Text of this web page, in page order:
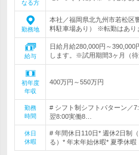
なる方
勤務地
本社／福岡県北九州市若松
料駐車場あり） ※転勤はあり
給与
日給月給280,000円～
します。※試用期間3ヶ月（待
初年度
年収
400万円～550万円
勤務
時間
# シフト制シフトパターン／
翌8:00実働8…
休日
休暇
# 年間休日110日* 週休2日制
る）* 年末年始休暇* 夏季休暇